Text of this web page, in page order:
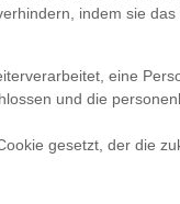
indem sie
eine
und die
gesetzt, der die